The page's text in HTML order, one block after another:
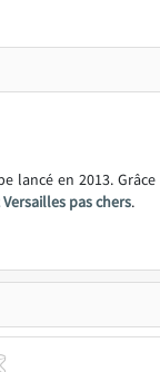
lancé en 2013.
pas chers.